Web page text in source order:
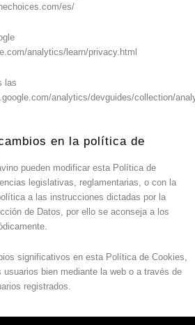
es/
analytics/learn/privacy.html
las
analytics/devguides/collection/
en la política de
pueden modificar esta Política de
legislativas, reglamentarias, o con la
a las instrucciones dictadas por la
de Datos, por ello se aconseja a los
significativos en esta Política de Cookies,
bien mediante la web o a través de
registrados.